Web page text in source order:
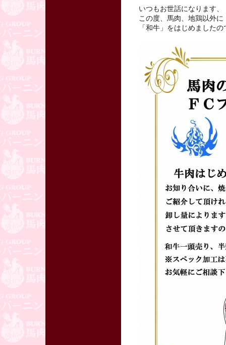
いつもお世話になります、
この度、馬肉、地鶏以外に
「和牛」をはじめました